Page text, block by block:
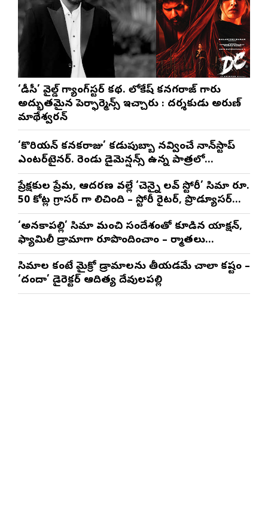
‘డీసీ’ వైల్డ్ గ్యాంగ్‌స్టర్ కథ. లోకేష్ కనగరాజ్ గారు
అద్భుతమైన పెర్ఫార్మెన్స్ ఇచ్చారు : దర్శకుడు అరుణ్
మాథేశ్వరన్
‘కొరియన్ కనకరాజు’ కడుపుబ్బా నవ్వించే నాన్‌స్టాప్
ఎంటర్‌టైనర్. రెండు డైమెన్షన్స్ ఉన్న పాత్రలో
నటించడం చాలా సంతృప్తినిచ్చింది : వరుణ్ తేజ్
ప్రేక్షకుల ప్రేమ, ఆదరణ వల్లే ‘చెన్నై లవ్ స్టోరీ’ సినిమా రూ.
50 కోట్ల గ్రాసర్ గా నిలిచింది – స్టోరీ రైటర్, ప్రొడ్యూసర్
సాయి రాజేష్
‘అనకాపల్లి’ సినిమాని మంచి సందేశంతో కూడిన యాక్షన్,
ఫ్యామిలీ డ్రామాగా రూపొందించాం – నిర్మాతలు
త్రినాథరావు నక్కిన, కాండ్రేగుల నాయుడు
సినిమాల కంటే మైక్రో డ్రామాలను తీయడమే చాలా కష్టం –
‘దందా’ డైరెక్ట‌ర్ ఆదిత్య దేవులపల్లి